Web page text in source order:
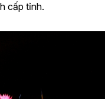
cấp tỉnh.